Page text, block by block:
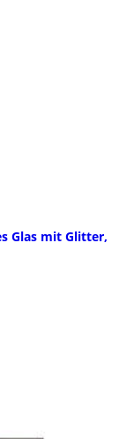
Glas mit Glitter,